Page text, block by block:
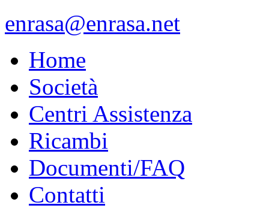
enrasa@enrasa.net
Home
Società
Centri Assistenza
Ricambi
Documenti/FAQ
Contatti